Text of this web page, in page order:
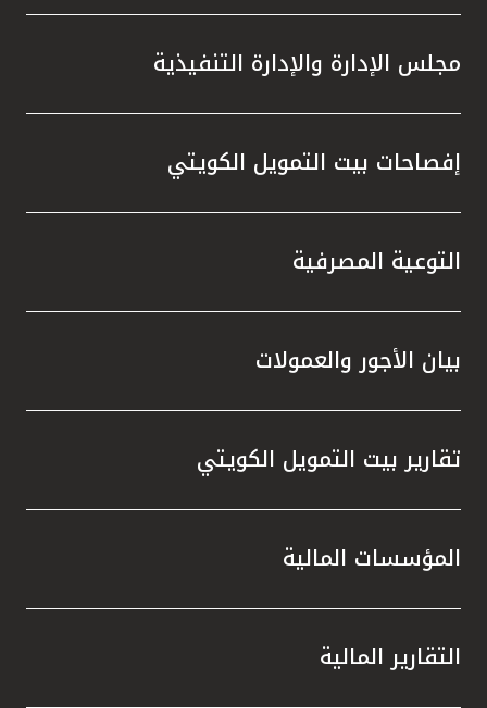
مجلس الإدارة والإدارة التنفيذية
إفصاحات بيت التمويل الكويتي
التوعية المصرفية
بيان الأجور والعمولات
تقارير بيت التمويل الكويتي
المؤسسات المالية
التقارير المالية